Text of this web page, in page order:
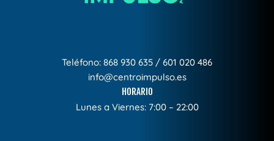
Teléfono: 868 930 635 / 601 020 486
info@centroimpulso.es
HORARIO
Lunes a Viernes: 7:00 – 22:00